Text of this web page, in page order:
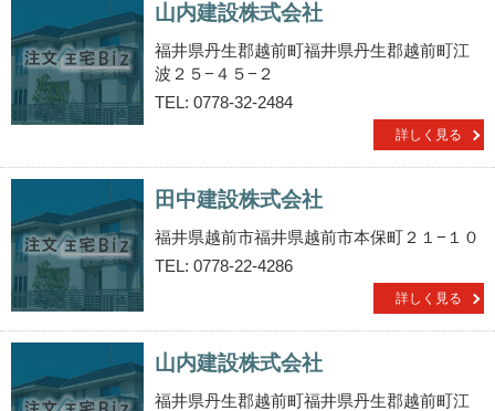
山内建設株式会社
福井県丹生郡越前町福井県丹生郡越前町江
波２５−４５−２
TEL: 0778-32-2484
詳しく見る
田中建設株式会社
福井県越前市福井県越前市本保町２１−１０
TEL: 0778-22-4286
詳しく見る
山内建設株式会社
福井県丹生郡越前町福井県丹生郡越前町江